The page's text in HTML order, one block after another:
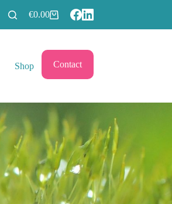
Winkelwagen
€0.00
Shop Contact